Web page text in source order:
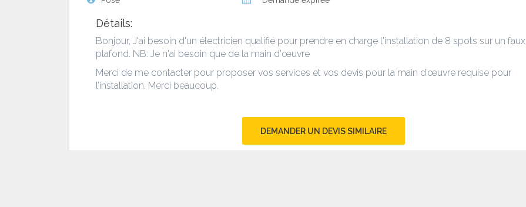
Détails:
Bonjour, J'ai besoin d'un électricien qualifié pour prendre en charge l'installation de 8 spots sur un faux
plafond. NB: Je n'ai besoin que de la main d'œuvre
Merci de me contacter pour proposer vos services et vos devis pour la main d’œuvre requise pour
l’installation. Merci beaucoup.
DEMANDER UN DEVIS SIMILAIRE